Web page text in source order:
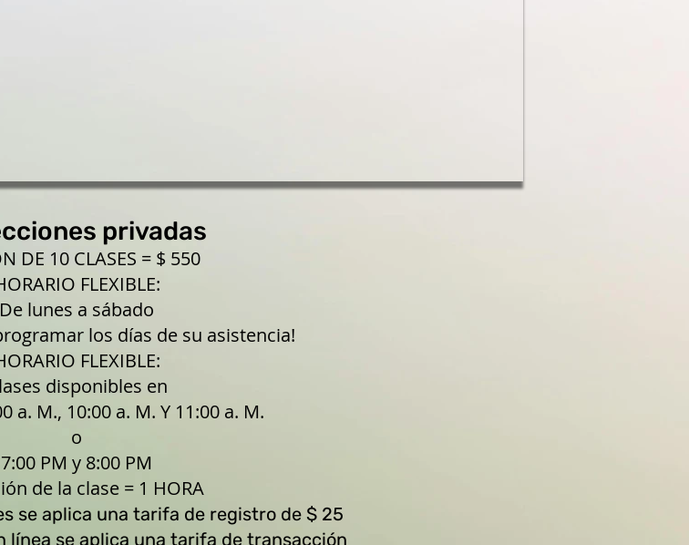
privadas
DE 10 CLASES = $ 550
FLEXIBLE:
De lunes a sábado
los días de su asistencia!
FLEXIBLE:
disponibles en
a. M., 10:00 a. M. Y 11:00 a. M.
o
7:00 PM y 8:00 PM
de la clase = 1 HORA
se aplica una tarifa de registro de $ 25
línea se aplica una tarifa de transacción